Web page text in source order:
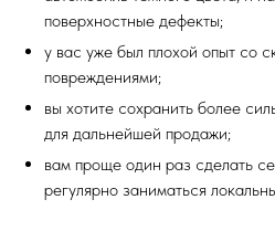
поверхностные дефекты;
у вас уже был плохой опыт со
повреждениями;
вы хотите сохранить более
для дальнейшей продажи;
вам проще один раз сделать
регулярно заниматься